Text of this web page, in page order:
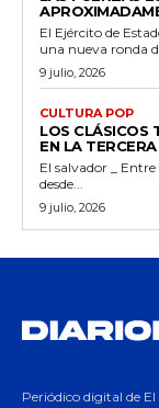
El Ejército de
una nueva ronda
9 julio, 2026
CULTURA POP
LOS CLÁSICOS
EN LA
El salvador _
desde...
9 julio, 2026
Periódico digital de